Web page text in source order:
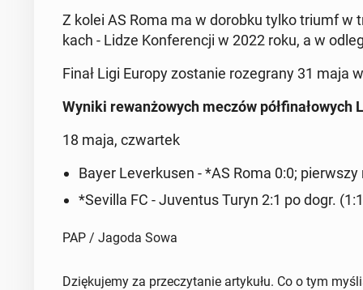
Z kolei AS Roma ma w dorobku tylko triumf
kach - Lidze Kon­fe­ren­cji w 2022 roku, a w
Finał Ligi Europy zo­sta­nie ro­ze­gra­ny 31 maja
Wyniki re­wan­żo­wych meczów pół­fi­na­ło­wych
18 maja, czwar­tek
Bayer Le­ver­ku­sen - *AS Roma 0:0; pierw­szy
*Sevilla FC - Ju­ven­tus Turyn 2:1 po dogr.
PAP / Jagoda Sowa
Dziękujemy za przeczytanie artykułu. Co o tym